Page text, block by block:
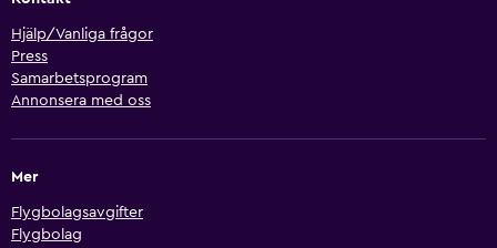
Hjälp/Vanliga frågor
Press
Samarbetsprogram
Annonsera med oss
Mer
Flygbolagsavgifter
Flygbolag